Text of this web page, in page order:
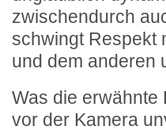
zwischendurch
schwingt Respekt
und dem anderen
Was die erwähnte
vor der Kamera